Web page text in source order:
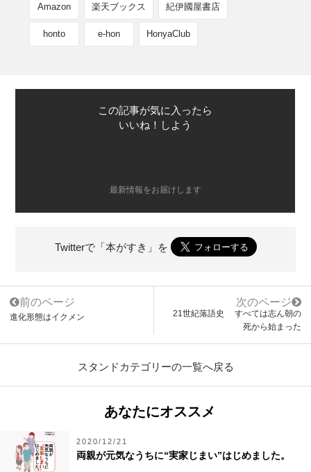
Amazon 楽天ブックス 紀伊國屋書店
honto e-hon HonyaClub
この記事が気に入ったら
いいね！しよう
最新情報をお届けします
Twitterで「本がすき」を
前のページ
進化形態はイクメン
次のページ
21世紀落語史 すべては志ん朝の
死から始まった
スタンドカテゴリーの一覧へ戻る
あなたにオススメ
2020/12/21
両親が元気なうちに“実家じまい”はじめました。